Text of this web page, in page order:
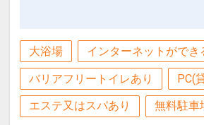
当プランでご予約のお客様
金無料のサービス券をお配
す。
チェックイン時にホテルフ
け取り下さいませ。
０）
屋外施設（１０：００～２
※ご利用時間等は変更にな
います。詳細は公式HPを
大浴場 インターネットができ
バリアフリートイレあり PC(
エステ又はスパあり 無料駐車